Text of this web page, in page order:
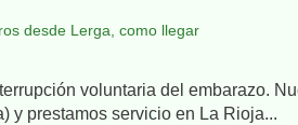
desde Lerga, como llegar
voluntaria del embarazo.
y prestamos servicio en La Rioja...